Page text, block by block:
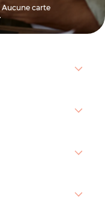
Aucune carte